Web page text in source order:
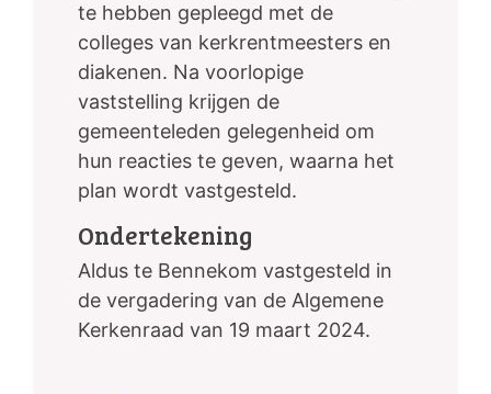
te hebben gepleegd met de
colleges van kerkrentmeesters en
diakenen. Na voorlopige
vaststelling krijgen de
gemeenteleden gelegenheid om
hun reacties te geven, waarna het
plan wordt vastgesteld.
Ondertekening
Aldus te Bennekom vastgesteld in
de vergadering van de Algemene
Kerkenraad van 19 maart 2024.